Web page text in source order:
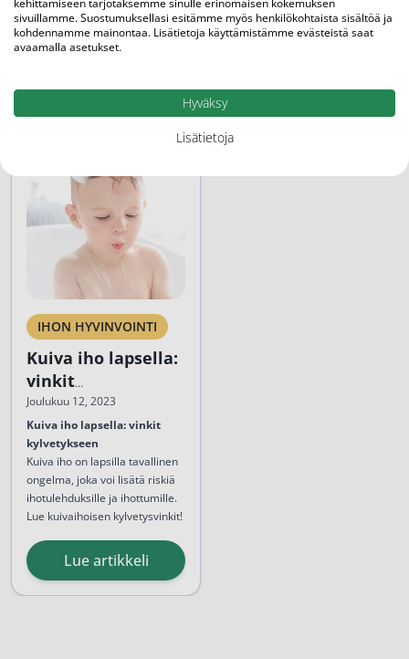
Artikkelit
IHON HYVINVOINTI
Kuiva iho lapsella:
vinkit
kylvetykseen
Joulukuu 12, 2023
Kuiva iho lapsella: vinkit
kylvetykseen
Kuiva iho on lapsilla tavallinen
ongelma, joka voi lisätä riskiä
ihotulehduksille ja ihottumille.
Lue kuivaihoisen kylvetysvinkit!
Lue artikkeli
kehittämiseen tarjotaksemme sinulle erinomaisen kokemuksen
sivuillamme. Suostumuksellasi esitämme myös henkilökohtaista sisältöä ja
kohdennamme mainontaa. Lisätietoja käyttämistämme evästeistä saat
avaamalla asetukset.
Hyväksy
Lisätietoja